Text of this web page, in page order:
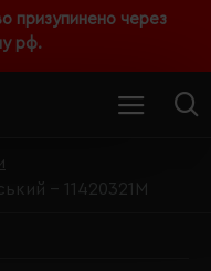
призупинено через
рф.
- 11420321M